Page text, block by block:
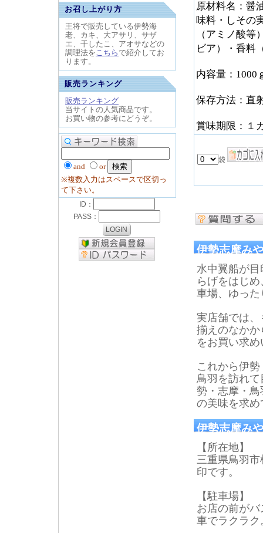
お召し上がり方
王将で販売している伊勢海
老、カキ、大アサリ、サザ
エ、干したこ、アオサなどの
調理法をこちら で紹介してお
ります。
販売ランキング
販売ランキング
当サイトの人気商品です。
お買い物の参考にどうぞ。
and
or
※複数入力はスペースで区切っ
て下さい。
原材料名：醤
味料・しその
（アミノ酸
ビア）・香料
内容量：1000
保存方法：直
賞味期限：１
伊勢志摩み
水中翼船が
らげをはじ
車場、ゆっ
実店舗では
揃えのなか
をお買い求
これから伊
鳥羽を訪れ
勢・志摩・
の美味を求
伊勢志摩み
【所在地】
三重県鳥羽
印です。
【駐車場】
お店の前が
車でラクラク